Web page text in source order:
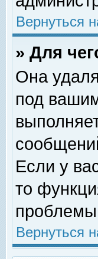
Вернуться
» Для
Она
под
Если у
то
Вернуться